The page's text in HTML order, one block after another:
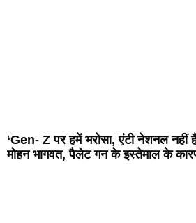
‘Gen- Z पर हमें भरोसा, एंटी नेशनल नहीं
मोहन भागवत, पैलेट गन के इस्तेमाल के